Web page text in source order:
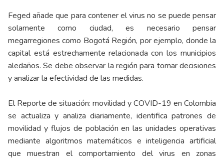
Feged añade que para contener el virus no se puede pensar
solamente como ciudad, es necesario pensar
megarregiones como Bogotá Región, por ejemplo, donde la
capital está estrechamente relacionada con los municipios
aledaños. Se debe observar la región para tomar decisiones
y analizar la efectividad de las medidas.
El Reporte de situación: movilidad y COVID-19 en Colombia
se actualiza y analiza diariamente, identifica patrones de
movilidad y flujos de población en las unidades operativas
mediante algoritmos matemáticos e inteligencia artificial
que muestran el comportamiento del virus en zonas